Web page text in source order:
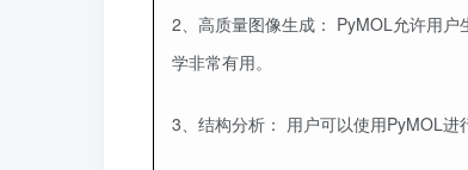
2、高质量图像生成： PyMOL允许用户
学非常有用。
3、结构分析： 用户可以使用PyMOL进